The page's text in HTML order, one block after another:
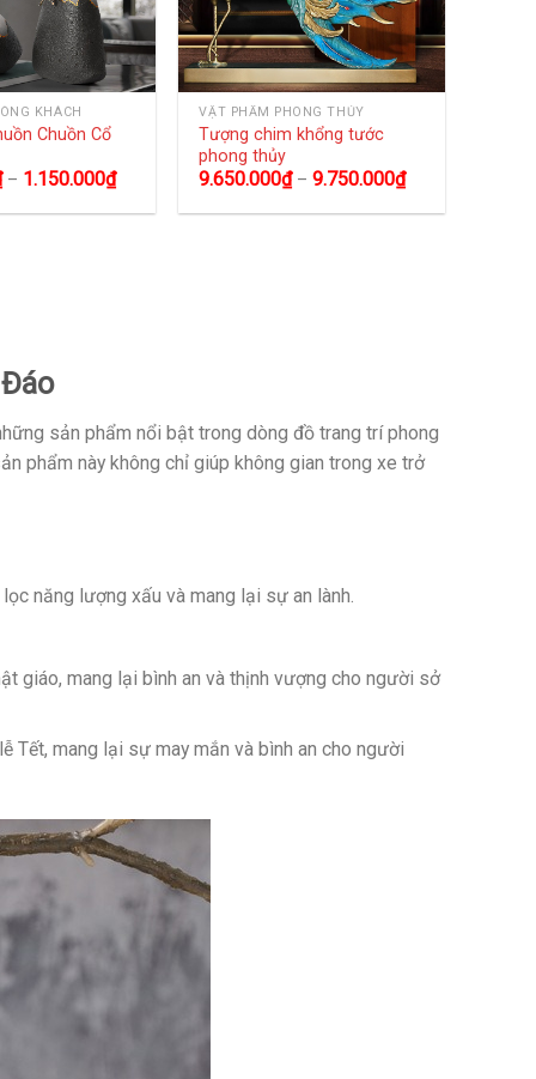
KHÁCH
Chuồn Cổ
– 1.150.000₫
VẬT PHẨM PHONG THỦY
Tượng chim khổng tước
phong thủy
9.650.000₫–9.750.000₫
sản phẩm nổi bật trong dòng đồ trang trí phong
phẩm này không chỉ giúp không gian trong xe trở
năng lượng xấu và mang lại sự an lành.
giáo, mang lại bình an và thịnh vượng cho người sở
Tết, mang lại sự may mắn và bình an cho người